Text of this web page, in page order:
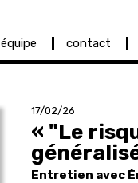
équipe contact
17/02/26
« "Le
Entretien avec